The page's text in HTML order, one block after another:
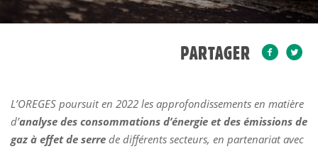
PARTAGER
L’OREGES poursuit en 2022 les approfondissements en matière
d’analyse des consommations d’énergie et des émissions de
gaz à effet de serre de différents secteurs, en partenariat avec